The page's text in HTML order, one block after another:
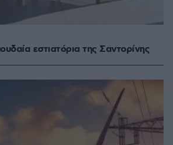
εστιατόρια της Σαντορίνης